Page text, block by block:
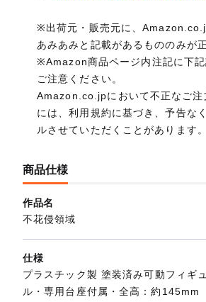
※出荷元・販売元に、
あみあみと記載があるもののみが
※Amazon商品ページ内注記に下記
ご注意ください。
Amazon.co.jpにおいて不正なご注
には、利用規約に基づき、予告な
ルさせていただくことがあります。
商品仕様
作品名
不花侵領域
仕様
プラスチック製 塗装済み可動フィギ
ル・専用台座付属・全高：約145mm